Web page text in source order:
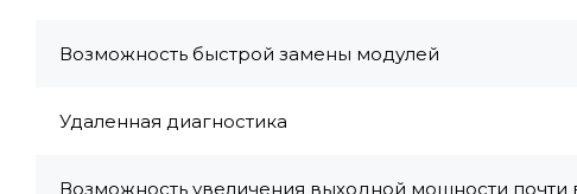
Возможность быстрой замены модулей
Удаленная диагностика
Возможность увеличения выходной мощности почти